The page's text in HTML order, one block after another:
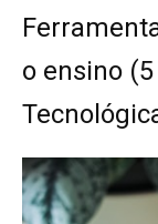
o ensino